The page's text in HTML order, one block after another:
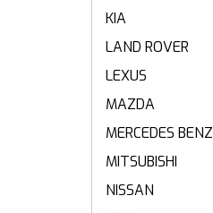
KIA
LAND ROVER
LEXUS
MAZDA
MERCEDES BENZ
MITSUBISHI
NISSAN